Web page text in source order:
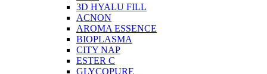
3D HYALU FILL
ACNON
AROMA ESSENCE
BIOPLASMA
CITY NAP
ESTER C
GLYCOPURE